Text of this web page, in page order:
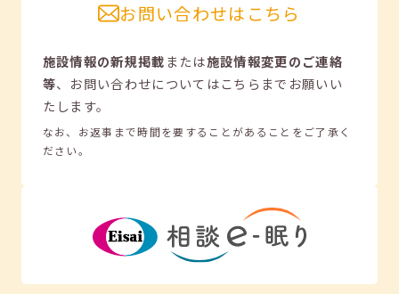
お問い合わせはこちら
施設情報の新規掲載または施設情報変更のご連絡
等、 お問い合わせについてはこちらまでお願いい
たします。
なお、お返事まで時間を要することがあることをご了承く
ださい。